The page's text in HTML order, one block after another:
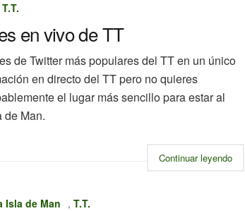
T.T.
en vivo de TT
de Twitter más populares del TT en un único
en directo del TT pero no quieres
el lugar más sencillo para estar al
de Man.
Continuar leyendo
Isla de Man ,T.T.